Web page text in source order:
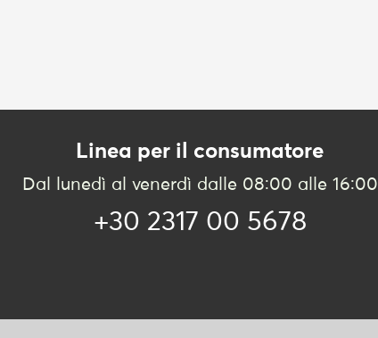
Linea per il consumatore
Dal lunedì al venerdì dalle 08:00 alle 16:00
+30 2317 00 5678